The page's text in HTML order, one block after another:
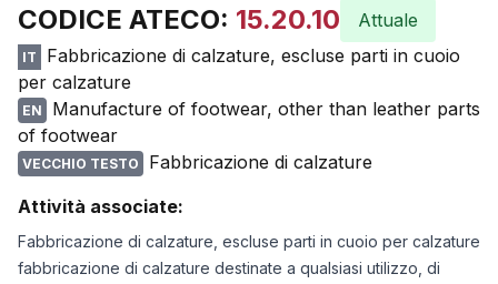
CODICE ATECO: 15.20.10 Attuale
IT
Fabbricazione di calzature, escluse parti in cuoio
per calzature
EN
Manufacture of footwear, other than leather parts
of footwear
VECCHIO TESTO
Fabbricazione di calzature
Attività associate:
Fabbricazione di calzature, escluse parti in cuoio per calzature
fabbricazione di calzature destinate a qualsiasi utilizzo, di